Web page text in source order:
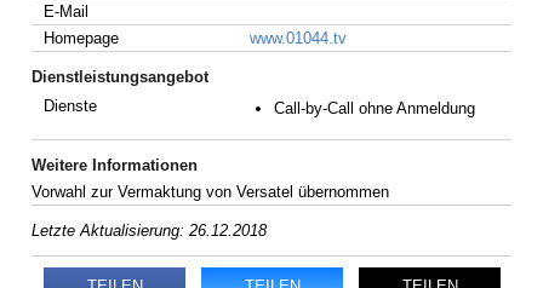
E-Mail
Homepage
www.01044.tv
Dienstleistungsangebot
Dienste
Call-by-Call ohne Anmeldung
Weitere Informationen
Vorwahl zur Vermaktung von Versatel übernommen
Letzte Aktualisierung: 26.12.2018